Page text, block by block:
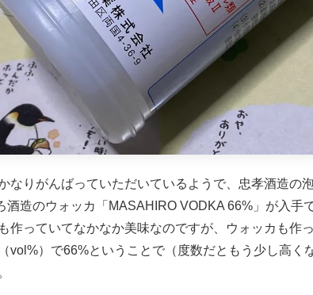
なりがんばっていただいているようで、忠孝酒造の
酒造のウォッカ「MASAHIRO VODKA 66%」が入手
作っていてなかなか美味なのですが、ウォッカも作
vol%）で66%ということで（度数だともう少し高く